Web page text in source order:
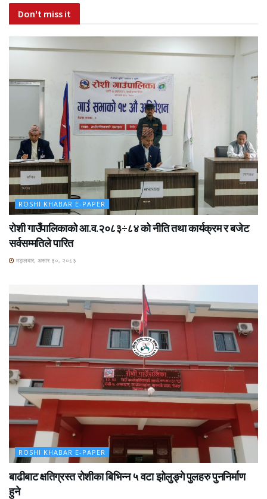
Don't miss it
ROSHI KHABAR E-PAPER
रोशी गाउँपालिकाको आ.व.२०८३÷८४ को नीति तथा कार्यक्रम र बजेट
सर्वसम्मतिले पारित
मङ्लबार, असार ३०, २०८३
ROSHI KHABAR E-PAPER
बाढीबाट क्षतिग्रस्त रोशीका बिभिन्न ५ वटा झोलुङ्गे पुलहरु पुननिर्माण
हुने